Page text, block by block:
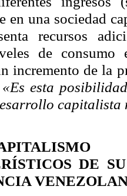
en una sociedad
recursos
de
incremento de la
«Es esta
capitalista
DE